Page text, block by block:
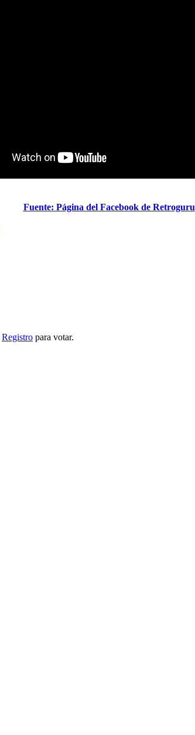
Fuente: Página del Facebook de Retroguru
Registro para votar.